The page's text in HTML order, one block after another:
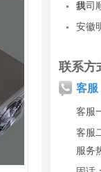
烘
我司
安徽
联系方
客服
客服
客服
服务